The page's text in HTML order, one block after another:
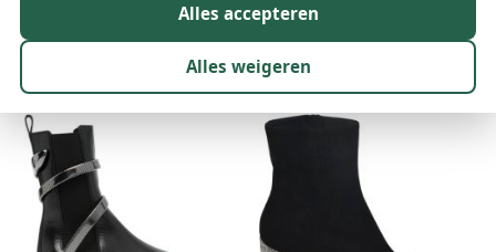
Kleur Prijs
11 resultaten:
Alles accepteren
Alles weigeren